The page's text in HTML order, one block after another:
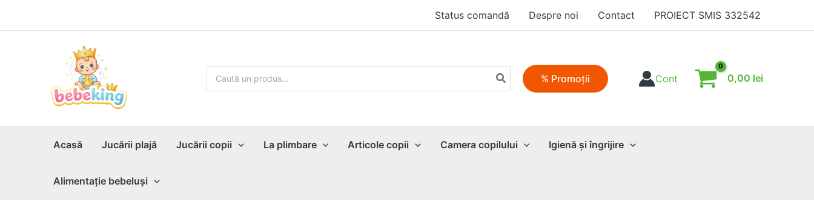
Status comandă Despre noi Contact PROIECT SMIS 332542
for:
% Promoţii Cont 0,00 lei
Acasă Jucării plajă Jucării copii La plimbare Articole copii Camera copilului Igienă şi îngrijire
Alimentaţie bebeluşi